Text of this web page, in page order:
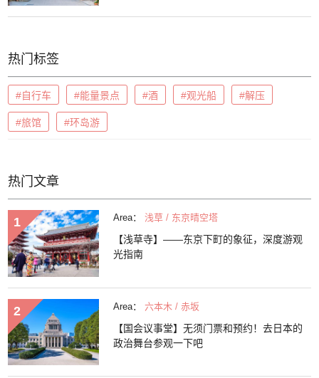
热门标签
#自行车 #能量景点 #酒 #观光船 #解压
#旅馆 #环岛游
热门文章
Area： 浅草 / 东京晴空塔
【浅草寺】——东京下町的象征，深度游观
光指南
Area： 六本木 / 赤坂
【国会议事堂】无须门票和预约！去日本的
政治舞台参观一下吧